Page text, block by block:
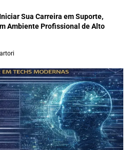
Sua Carreira em Suporte,
Ambiente Profissional de Alto